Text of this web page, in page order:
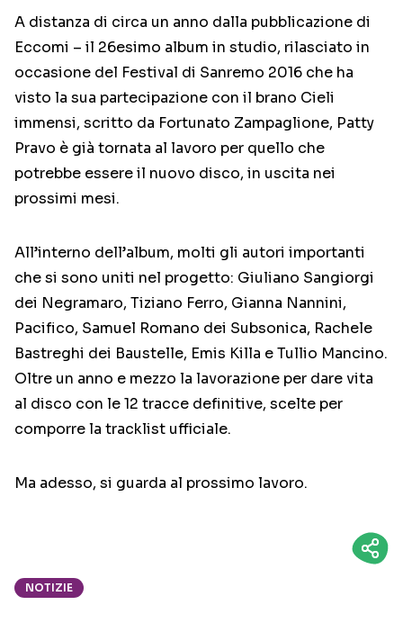
A distanza di circa un anno dalla pubblicazione di
Eccomi – il 26esimo album in studio, rilasciato in
occasione del Festival di Sanremo 2016 che ha
visto la sua partecipazione con il brano Cieli
immensi, scritto da Fortunato Zampaglione, Patty
Pravo è già tornata al lavoro per quello che
potrebbe essere il nuovo disco, in uscita nei
prossimi mesi.
All’interno dell’album, molti gli autori importanti
che si sono uniti nel progetto: Giuliano Sangiorgi
dei Negramaro, Tiziano Ferro, Gianna Nannini,
Pacifico, Samuel Romano dei Subsonica, Rachele
Bastreghi dei Baustelle, Emis Killa e Tullio Mancino.
Oltre un anno e mezzo la lavorazione per dare vita
al disco con le 12 tracce definitive, scelte per
comporre la tracklist ufficiale.
Ma adesso, si guarda al prossimo lavoro.
NOTIZIE